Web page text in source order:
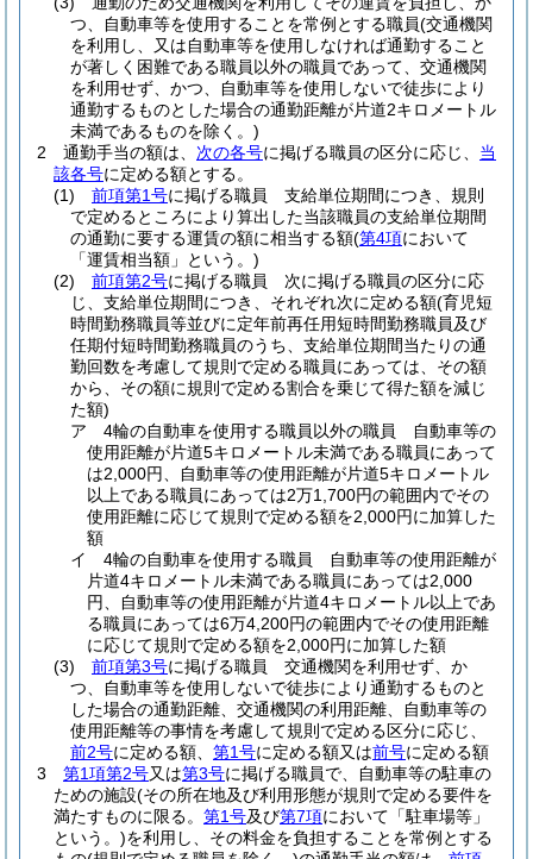
つ、自動車等を使用することを常例とする職員(交通機関
を利用し、又は自動車等を使用しなければ通勤すること
が著しく困難である職員以外の職員であって、交通機関
を利用せず、かつ、自動車等を使用しないで徒歩により
通勤するものとした場合の通勤距離が片道2キロメートル
未満であるものを除く。)
2
通勤手当の額は、 次の各号に掲げる職員の区分に応じ、 当
該各号に定める額とする。
(1)
前項第1号に掲げる職員 支給単位期間につき、規則
で定めるところにより算出した当該職員の支給単位期間
の通勤に要する運賃の額に相当する額(第4項において
「運賃相当額」という。)
(2)
前項第2号に掲げる職員 次に掲げる職員の区分に応
じ、支給単位期間につき、それぞれ次に定める額(育児短
時間勤務職員等並びに定年前再任用短時間勤務職員及び
任期付短時間勤務職員のうち、支給単位期間当たりの通
勤回数を考慮して規則で定める職員にあっては、その額
から、その額に規則で定める割合を乗じて得た額を減じ
た額)
ア
4輪の自動車を使用する職員以外の職員 自動車等の
使用距離が片道5キロメートル未満である職員にあって
は2,000円、自動車等の使用距離が片道5キロメートル
以上である職員にあっては2万1,700円の範囲内でその
使用距離に応じて規則で定める額を2,000円に加算した
額
イ
4輪の自動車を使用する職員 自動車等の使用距離が
片道4キロメートル未満である職員にあっては2,000
円、自動車等の使用距離が片道4キロメートル以上であ
る職員にあっては6万4,200円の範囲内でその使用距離
に応じて規則で定める額を2,000円に加算した額
(3)
前項第3号に掲げる職員 交通機関を利用せず、か
つ、自動車等を使用しないで徒歩により通勤するものと
した場合の通勤距離、交通機関の利用距離、自動車等の
使用距離等の事情を考慮して規則で定める区分に応じ、
前2号に定める額、 第1号に定める額又は前号に定める額
3
第1項第2号又は第3号に掲げる職員で、自動車等の駐車の
ための施設(その所在地及び利用形態が規則で定める要件を
満たすものに限る。 第1号及び第7項において「駐車場等」
という。)を利用し、その料金を負担することを常例とする